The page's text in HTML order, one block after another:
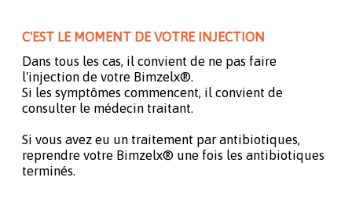
C'EST LE MOMENT DE VOTRE INJECTION
Dans tous les cas, il convient de ne pas faire
l'injection de votre Bimzelx®.
Si les symptômes commencent, il convient de
consulter le médecin traitant.
Si vous avez eu un traitement par antibiotiques,
reprendre votre Bimzelx® une fois les antibiotiques
terminés.